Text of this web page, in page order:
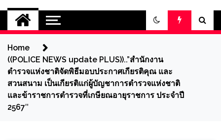
สยามเดลี่ออนไลน์
SiamDailyOnline
Home
((POLICE NEWS update PLUS))..”สำนักงาน
ตำรวจแห่งชาติจัดพิธีมอบประกาศเกียรติคุณ และ
สวนสนาม เป็นเกียรติแก่ผู้บัญชาการตำรวจแห่งชาติ
และข้าราชการตำรวจที่เกษียณอายุราชการ ประจำปี
2567″